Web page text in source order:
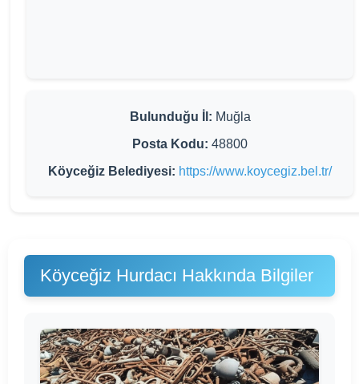
Bulunduğu İl: Muğla
Posta Kodu: 48800
Köyceğiz Belediyesi: https://www.koycegiz.bel.tr/
Köyceğiz Hurdacı Hakkında Bilgiler